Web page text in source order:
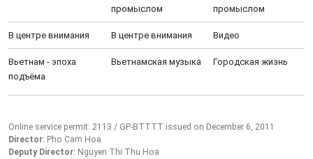
промыслом
промыслом
В центре внимания В центре внимания Видео
Вьетнам - эпоха
подъёма
Вьетнамская музыка Городская жизнь
Online service permit: 2113 / GP-BTTTT issued on December 6, 2011
Director: Pho Cam Hoa
Deputy Director: Nguyen Thi Thu Hoa